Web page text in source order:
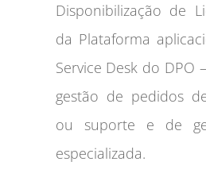
Disponibilização de
da Plataforma
Service Desk do DPO
gestão de pedidos
ou suporte e de
especializada.